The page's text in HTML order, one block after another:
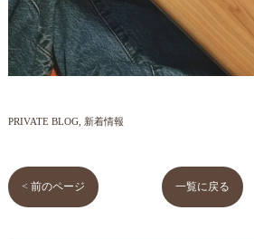
PRIVATE BLOG 新着情報
< 前のページ 一覧に戻る